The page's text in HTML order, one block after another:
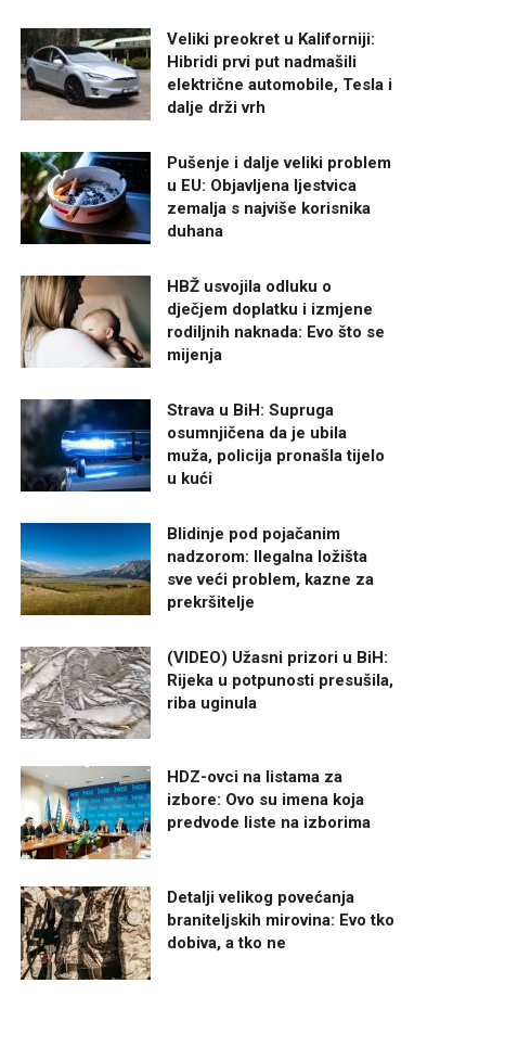
Veliki preokret u Kaliforniji:
Hibridi prvi put nadmašili
električne automobile, Tesla i
dalje drži vrh
Pušenje i dalje veliki problem
u EU: Objavljena ljestvica
zemalja s najviše korisnika
duhana
HBŽ usvojila odluku o
dječjem doplatku i izmjene
rodiljnih naknada: Evo što se
mijenja
Strava u BiH: Supruga
osumnjičena da je ubila
muža, policija pronašla tijelo
u kući
Blidinje pod pojačanim
nadzorom: Ilegalna ložišta
sve veći problem, kazne za
prekršitelje
(VIDEO) Užasni prizori u BiH:
Rijeka u potpunosti presušila,
riba uginula
HDZ-ovci na listama za
izbore: Ovo su imena koja
predvode liste na izborima
Detalji velikog povećanja
braniteljskih mirovina: Evo tko
dobiva, a tko ne